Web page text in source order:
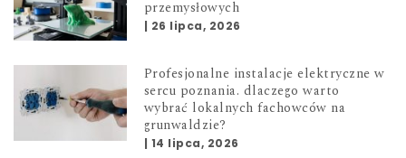
przemysłowych
| 26 lipca, 2026
Profesjonalne instalacje elektryczne w
sercu poznania. dlaczego warto
wybrać lokalnych fachowców na
grunwaldzie?
| 14 lipca, 2026